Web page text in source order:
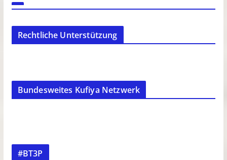
Rechtliche Unterstützung
Bundesweites Kufiya Netzwerk
#BT3P